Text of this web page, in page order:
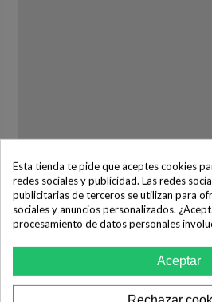
Esta tienda te pide que aceptes cookies
redes sociales y publicidad. Las redes
publicitarias de terceros se utilizan para
sociales y anuncios personalizados.
procesamiento de datos personales
Aceptar